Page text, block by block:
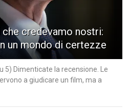
che credevamo nostri:
un mondo di certezze
Dimenticate la recensione. Le
a giudicare un film, ma a